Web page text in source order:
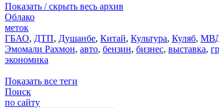
Показать / скрыть весь архив
Облако
меток
ГБАО, ДТП, Душанбе, Китай, Культура, Куляб,
Эмомали Рахмон, авто, бензин, бизнес, выставка,
экономика
Показать все теги
Поиск
по сайту